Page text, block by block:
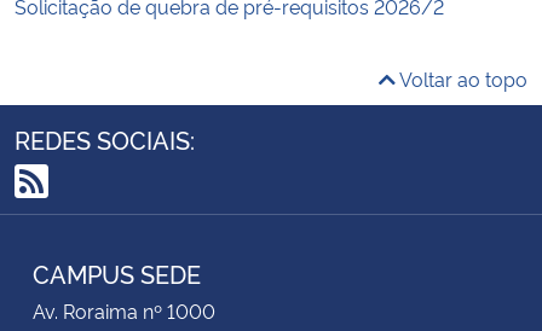
Solicitação de quebra de pré-requisitos 2026/2
Voltar ao topo
REDES SOCIAIS:
RSS
CAMPUS SEDE
Av. Roraima nº 1000